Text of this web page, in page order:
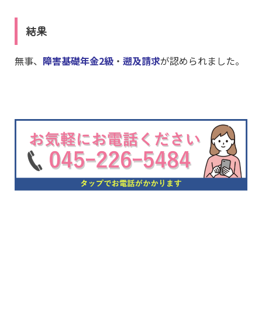
結果
無事、 障害基礎年金2級 ・ 遡及請求が認められました。